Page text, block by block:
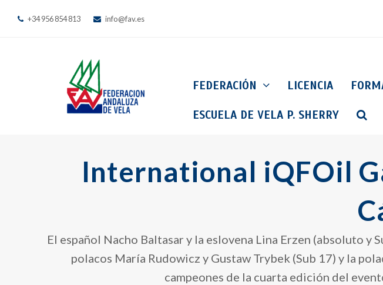
+34 956 854 813 info@fav.es
FEDERACIÓN LICENCIA
ESCUELA DE VELA P. SHERRY
International iQFOil
El español Nacho Baltasar y la eslovena Lina Erzen (absoluto
polacos María Rudowicz y Gustaw Trybek (Sub 17) y la
campeones de la cuarta edición del